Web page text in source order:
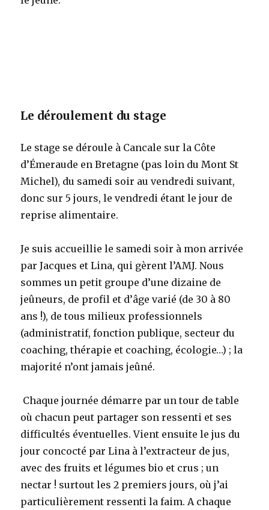
Le déroulement du stage
Le stage se déroule à Cancale sur la Côte
d’Émeraude en Bretagne (pas loin du Mont St
Michel), du samedi soir au vendredi suivant,
donc sur 5 jours, le vendredi étant le jour de
reprise alimentaire.
Je suis accueillie le samedi soir à mon arrivée
par Jacques et Lina, qui gèrent l’AMJ. Nous
sommes un petit groupe d’une dizaine de
jeûneurs, de profil et d’âge varié (de 30 à 80
ans !), de tous milieux professionnels
(administratif, fonction publique, secteur du
coaching, thérapie et coaching, écologie…) ; la
majorité n’ont jamais jeûné.
Chaque journée démarre par un tour de table
où chacun peut partager son ressenti et ses
difficultés éventuelles. Vient ensuite le jus du
jour concocté par Lina à l’extracteur de jus,
avec des fruits et légumes bio et crus ; un
nectar ! surtout les 2 premiers jours, où j’ai
particulièrement ressenti la faim. A chaque